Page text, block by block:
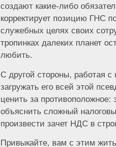
создают какие-либо
корректирует позицию ГНС
служебных целях своих
тропинках далеких планет
любить.
С другой стороны, работая
загружать его всей этой
ценить за противоположное:
объяснить сложный
произвести зачет НДС в
Привыкайте, вам с этим